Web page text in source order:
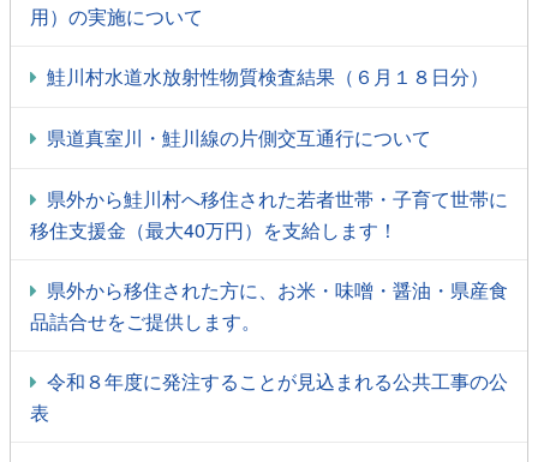
用）の実施について
鮭川村水道水放射性物質検査結果（６月１８日分）
県道真室川・鮭川線の片側交互通行について
県外から鮭川村へ移住された若者世帯・子育て世帯に
移住支援金（最大40万円）を支給します！
県外から移住された方に、お米・味噌・醤油・県産食
品詰合せをご提供します。
令和８年度に発注することが見込まれる公共工事の公
表